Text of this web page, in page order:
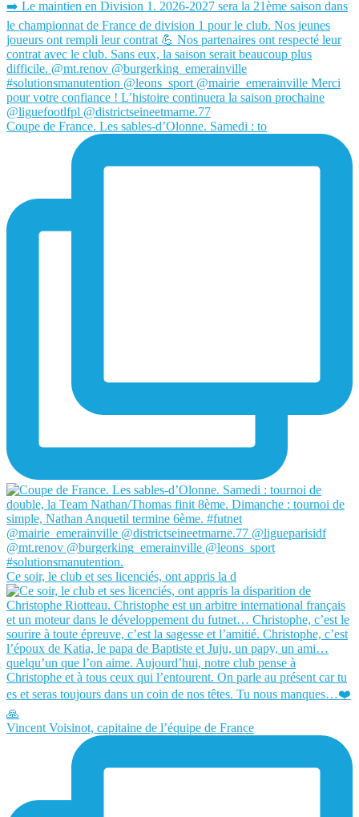
Coupe de France. Les sables-d’Olonne. Samedi : to
Ce soir, le club et ses licenciés, ont appris la d
Vincent Voisinot, capitaine de l’équipe de France